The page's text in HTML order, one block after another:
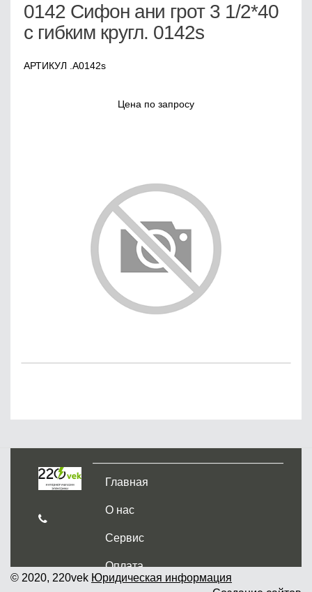
0142 Сифон ани грот 3 1/2*40
с гибким кругл. 0142s
АРТИКУЛ .А0142s
Цена по запросу
Главная
О нас
Сервис
Оплата
© 2020, 220vek Юридическая информация